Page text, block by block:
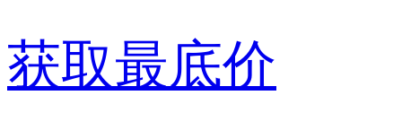
获取最底价